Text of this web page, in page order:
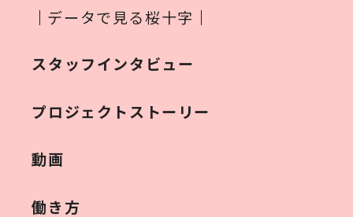
データで見る桜十字
スタッフインタビュー
プロジェクトストーリー
動画
働き方